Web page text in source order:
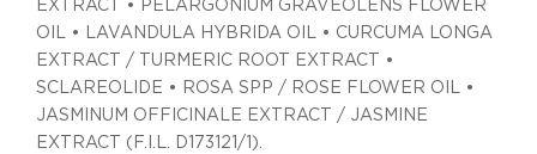
EXTRACT • PELARGONIUM GRAVEOLENS FLOWER
OIL • LAVANDULA HYBRIDA OIL • CURCUMA LONGA
EXTRACT / TURMERIC ROOT EXTRACT •
SCLAREOLIDE • ROSA SPP / ROSE FLOWER OIL •
JASMINUM OFFICINALE EXTRACT / JASMINE
EXTRACT (F.I.L. D173121/1).